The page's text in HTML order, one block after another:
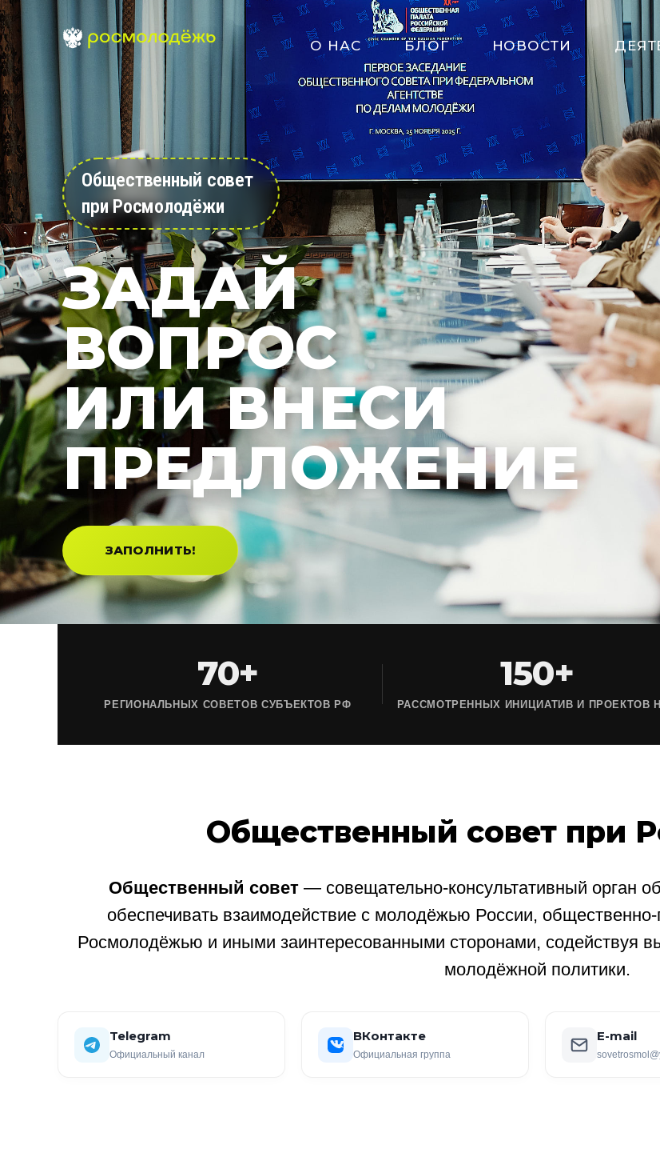
О НАС БЛОГ НОВОСТИ
Общественный совет
при Росмолодёжи
ЗАДАЙ
ВОПРОС
ИЛИ ВНЕСИ
ПРЕДЛОЖЕНИЕ
ЗАПОЛНИТЬ!
70+
РЕГИОНАЛЬНЫХ СОВЕТОВ СУБЪЕКТОВ РФ
150+
РАССМОТРЕННЫХ ИНИЦИАТИВ И ПРОЕКТОВ
Общественный совет при
Общественный совет— совещательно-консультативный орган
обеспечивать взаимодействие с молодёжью России,
Росмолодёжью и иными заинтересованными сторонами, содействуя
молодёжной политики.
Telegram
Официальный канал
ВКонтакте
Официальная группа
E-mail